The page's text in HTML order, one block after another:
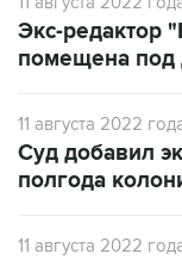
Экс-редактор
помещена под
11 августа 2022
Суд добавил
полгода
11 августа 2022